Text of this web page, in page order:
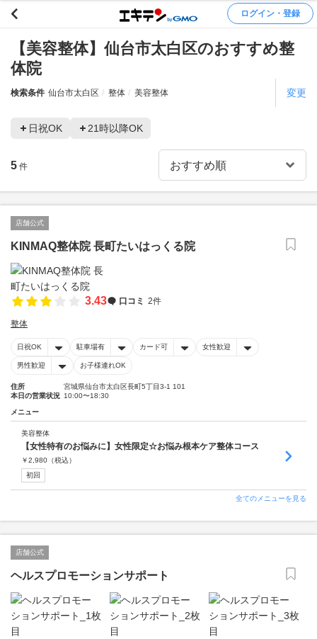
ログイン・登録
【美容整体】仙台市太白区のおすすめ整
体院
検索条件 仙台市太白区 整体 美容整体 変更
日祝OK 21時以降OK
5 件
店舗公式
KINMAQ整体院 長町たいはっくる院
3.43 口コミ 2件
整体
日祝OK 駐車場有 カード可 女性歓迎
男性歓迎 お子様連れOK
住所
宮城県仙台市太白区長町5丁目3-1 101
本日の営業状況 10:00〜18:30
メニュー
美容整体
【女性特有のお悩みに】女性限定☆お悩み根本ケア整体コース
￥2,980 （税込）
初回
全てのメニューを見る
店舗公式
ヘルスプロモーションサポート